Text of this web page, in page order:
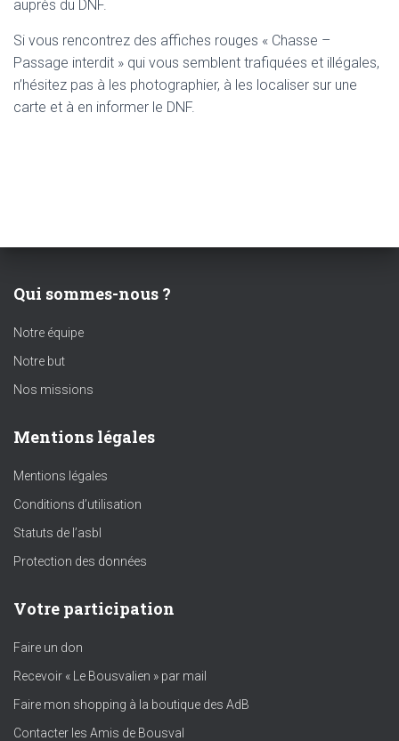
auprès du DNF.
Si vous rencontrez des affiches rouges « Chasse –
Passage interdit » qui vous semblent trafiquées et illégales,
n’hésitez pas à les photographier, à les localiser sur une
carte et à en informer le DNF.
Qui sommes-nous ?
Notre équipe
Notre but
Nos missions
Mentions légales
Mentions légales
Conditions d’utilisation
Statuts de l’asbl
Protection des données
Votre participation
Faire un don
Recevoir « Le Bousvalien » par mail
Faire mon shopping à la boutique des AdB
Contacter les Amis de Bousval